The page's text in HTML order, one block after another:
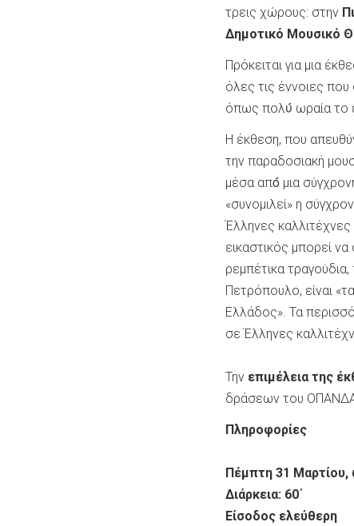
τρεις χώρους: στην
Δημοτικό Μουσικό
Πρόκειται για μια
όλες τις έννοιες
όπως πολύ́ ωραία το
Η έκθεση, που
την παραδοσιακή
μέσα από́ μια
«συνομιλεί» η
Έλληνες
εικαστικός μπορεί
ρεμπέτικα
Πετρόπουλο, είναι
Ελλάδος». Τα
σε Έλληνες
Την επιμέλεια της
δράσεων του ΟΠΑΝΔΑ.
Πληροφορίες
Πέμπτη 31 Μαρτίου,
Διάρκεια: 60΄
Είσοδος ελεύθερη